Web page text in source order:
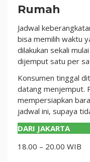
Rumah
Jadwal
bisa memilih waktu
dilakukan sekali
dijemput satu per
Konsumen tinggal
datang menjemput.
mempersiapkan
jadwal ini, supaya
DARI JAKARTA
18.00 – 20.00 WIB